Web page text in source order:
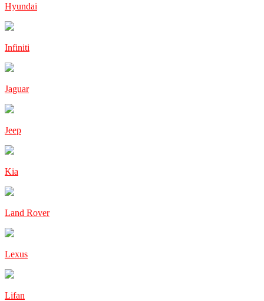
Hyundai
Infiniti
Jaguar
Jeep
Kia
Land Rover
Lexus
Lifan